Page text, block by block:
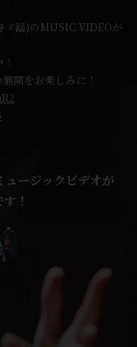
ゞ謡)のMUSIC VIDEOが
開をお楽しみに！
ージックビデオが
！